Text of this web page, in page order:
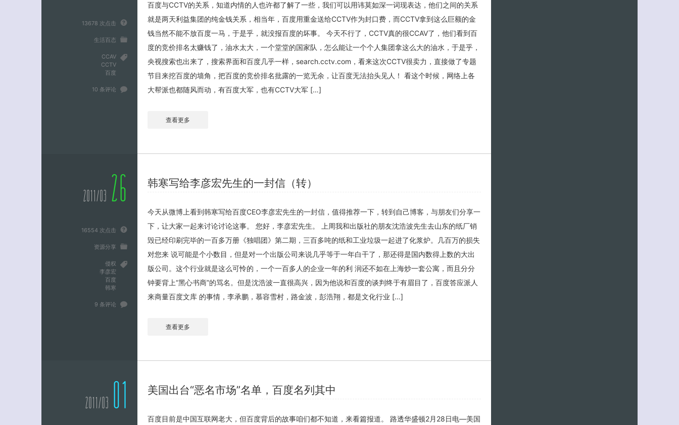
百度与CCTV的关系，知道内情的人也许都了解了一些，我们可以用讳莫如深一词现表达，他们之间的关系
就是两天利益集团的纯金钱关系，相当年，百度用重金送给CCTV作为封口费，而CCTV拿到这么巨额的金
钱当然不能不放百度一马，于是乎，就没报百度的坏事。 今天不行了，CCTV真的很CCAV了，他们看到百
度的竞价排名太赚钱了，油水太大，一个堂堂的国家队，怎么能让一个个人集团拿这么大的油水，于是乎，
央视搜索也出来了，搜索界面和百度几乎一样，search.cctv.com，看来这次CCTV很卖力，直接做了专题
节目来挖百度的墙角，把百度的竞价排名批露的一览无余，让百度无法抬头见人！ 看这个时候，网络上各
大帮派也都随风而动，有百度大军，也有CCTV大军 […]
查看更多
13678 次点击
生活百态
CCAV
CCTV
百度
10 条评论
韩寒写给李彦宏先生的一封信（转）
今天从微博上看到韩寒写给百度CEO李彦宏先生的一封信，值得推荐一下，转到自己博客，与朋友们分享一
下，让大家一起来讨论讨论这事。 您好，李彦宏先生。 上周我和出版社的朋友沈浩波先生去山东的纸厂销
毁已经印刷完毕的一百多万册《独唱团》第二期，三百多吨的纸和工业垃圾一起进了化浆炉。几百万的损失
对您来 说可能是个小数目，但是对一个出版公司来说几乎等于一年白干了，那还得是国内数得上数的大出
版公司。这个行业就是这么可怜的，一个一百多人的企业一年的利 润还不如在上海炒一套公寓，而且分分
钟要背上“黑心书商”的骂名。但是沈浩波一直很高兴，因为他说和百度的谈判终于有眉目了，百度答应派人
来商量百度文库 的事情，李承鹏，慕容雪村，路金波，彭浩翔，都是文化行业 […]
查看更多
2011/03 26
16554 次点击
资源分享
侵权
李彦宏
百度
韩寒
9 条评论
美国出台“恶名市场”名单，百度名列其中
百度目前是中国互联网老大，但百度背后的故事咱们都不知道，来看篇报道。 路透华盛顿2月28日电—美国
2011/03 01